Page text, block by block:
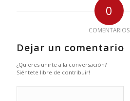
0
COMENTARIOS
Dejar un comentario
¿Quieres unirte a la conversación?
Siéntete libre de contribuir!